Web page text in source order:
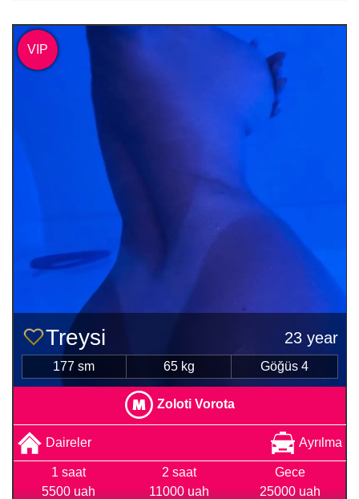
Treysi 23 year
177 sm 65 kg Göğüs 4
Zoloti Vorota
Daireler Ayrılma
1 saat
5500 uah
2 saat
11000 uah
Gece
25000 uah
VIP